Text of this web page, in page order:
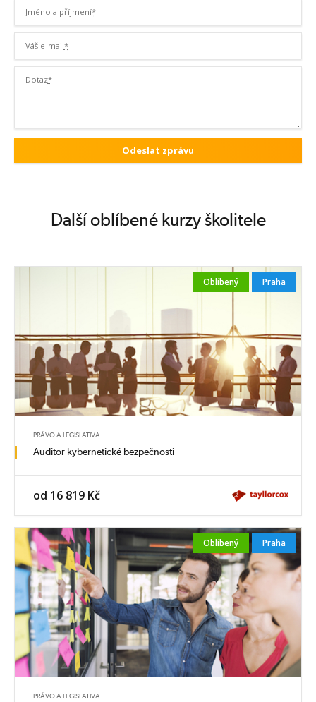
Jméno a příjmení*
Váš e-mail*
Dotaz*
Další oblíbené kurzy školitele
Oblíbený Praha
PRÁVO A LEGISLATIVA
Auditor kybernetické bezpečnosti
od 16 819 Kč
Oblíbený Praha
PRÁVO A LEGISLATIVA